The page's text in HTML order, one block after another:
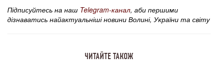
Підписуйтесь на наш Telegram-канал, аби першими
дізнаватись найактуальніші новини Волині, України та світу
ЧИТАЙТЕ ТАКОЖ